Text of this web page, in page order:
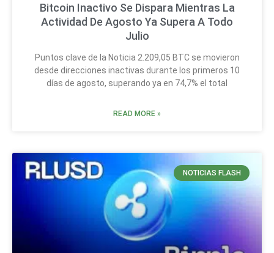
Bitcoin Inactivo Se Dispara Mientras La
Actividad De Agosto Ya Supera A Todo
Julio
Puntos clave de la Noticia 2.209,05 BTC se movieron
desde direcciones inactivas durante los primeros 10
días de agosto, superando ya en 74,7% el total
READ MORE »
NOTICIAS FLASH